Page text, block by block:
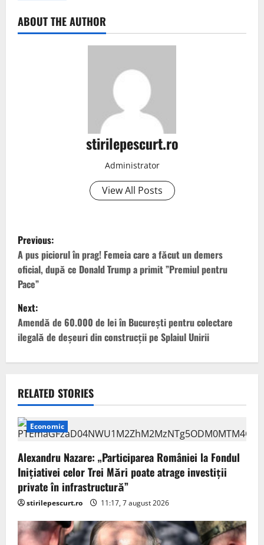
ABOUT THE AUTHOR
stirilepescurt.ro
Administrator
View All Posts
P
o
s
t
n
a
v
i
g
a
t
i
o
Previous:
A pus piciorul în prag! Femeia care a făcut un demers
oficial, după ce Donald Trump a primit ”Premiul pentru
Pace”
Next:
Amendă de 60.000 de lei în București pentru colectare
ilegală de deșeuri din construcții pe Splaiul Unirii
RELATED STORIES
Economic
Alexandru Nazare: „Participarea României la Fondul
Inițiativei celor Trei Mări poate atrage investiții
private în infrastructură”
stirilepescurt.ro 11:17, 7 august 2026